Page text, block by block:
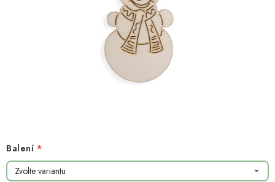
Kontaktujte nás
O nás - kdo jsme?
Obchodní podmínky
Balení